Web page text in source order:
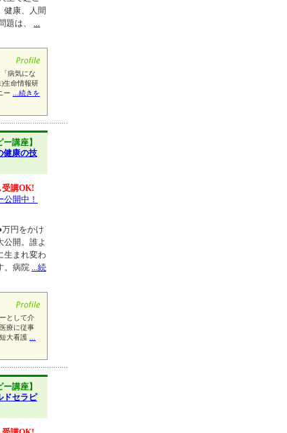
健康、人間
題は、 ...
病気にな
生命情報研
ー
...続きを
講座】
健康の技
受講OK!
公開中！
円をかけ
公開。誰よ
生まれ変わ
。病院 ...続
として介
療に従事
大看護
講座】
ドセラピ